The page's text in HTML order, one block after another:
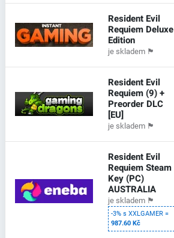
Resident Evil
Requiem Deluxe
Edition
je skladem 🏴
Resident Evil
Requiem (9) +
Preorder DLC
[EU]
je skladem 🏴
Resident Evil
Requiem Steam
Key (PC)
AUSTRALIA
je skladem 🏴
-3% s XXLGAMER =
987.60 Kč